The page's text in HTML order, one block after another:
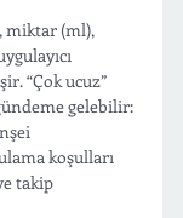
miktar (ml),
“Çok ucuz”
gelebilir:
koşulları
takip